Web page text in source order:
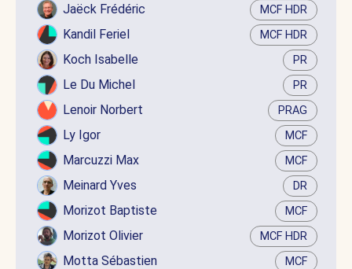
Jaëck Frédéric MCF HDR
Kandil Feriel MCF HDR
Koch Isabelle PR
Le Du Michel PR
Lenoir Norbert PRAG
Ly Igor MCF
Marcuzzi Max MCF
Meinard Yves DR
Morizot Baptiste MCF
Morizot Olivier MCF HDR
Motta Sébastien MCF